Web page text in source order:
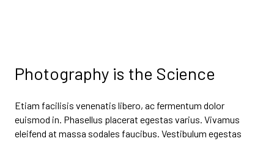
Photography is the Science
Etiam facilisis venenatis libero, ac fermentum dolor
euismod in. Phasellus placerat egestas varius. Vivamus
eleifend at massa sodales faucibus. Vestibulum egestas